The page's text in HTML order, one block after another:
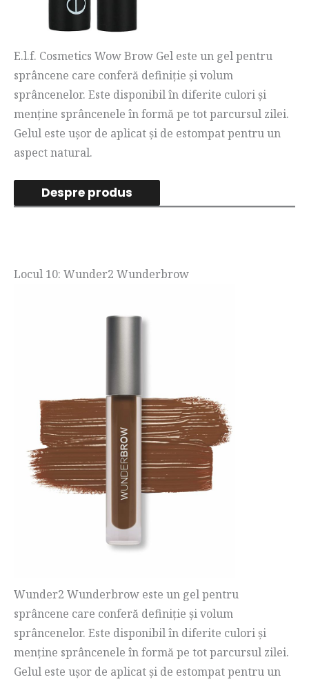
E.l.f. Cosmetics Wow Brow Gel este un gel pentru
sprâncene care conferă definiție și volum
sprâncenelor. Este disponibil în diferite culori și
menține sprâncenele în formă pe tot parcursul zilei.
Gelul este ușor de aplicat și de estompat pentru un
aspect natural.
Despre produs
Locul 10: Wunder2 Wunderbrow
Wunder2 Wunderbrow este un gel pentru
sprâncene care conferă definiție și volum
sprâncenelor. Este disponibil în diferite culori și
menține sprâncenele în formă pe tot parcursul zilei.
Gelul este ușor de aplicat și de estompat pentru un